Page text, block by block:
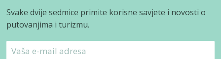
Svake dvije sedmice primite korisne savjete i novosti o
putovanjima i turizmu.